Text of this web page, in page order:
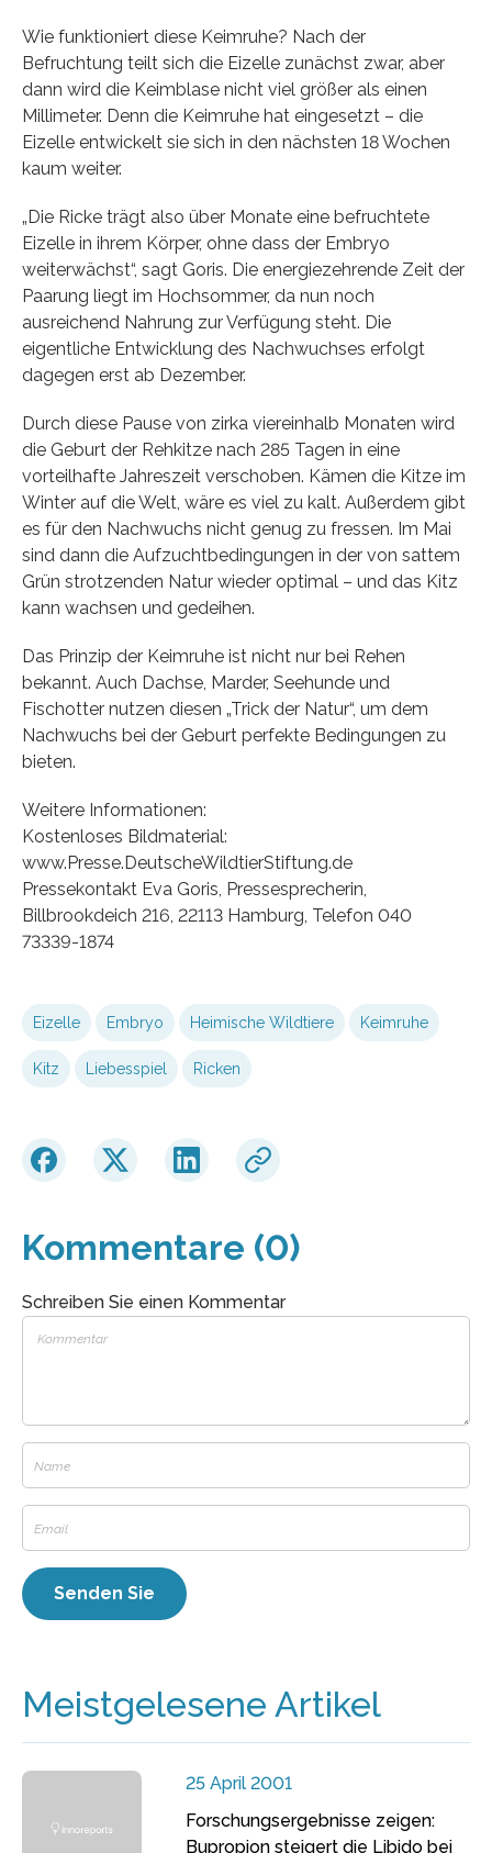
Wie funktioniert diese Keimruhe? Nach der
Befruchtung teilt sich die Eizelle zunächst zwar, aber
dann wird die Keimblase nicht viel größer als einen
Millimeter. Denn die Keimruhe hat eingesetzt – die
Eizelle entwickelt sie sich in den nächsten 18 Wochen
kaum weiter.
„Die Ricke trägt also über Monate eine befruchtete
Eizelle in ihrem Körper, ohne dass der Embryo
weiterwächst“, sagt Goris. Die energiezehrende Zeit der
Paarung liegt im Hochsommer, da nun noch
ausreichend Nahrung zur Verfügung steht. Die
eigentliche Entwicklung des Nachwuchses erfolgt
dagegen erst ab Dezember.
Durch diese Pause von zirka viereinhalb Monaten wird
die Geburt der Rehkitze nach 285 Tagen in eine
vorteilhafte Jahreszeit verschoben. Kämen die Kitze im
Winter auf die Welt, wäre es viel zu kalt. Außerdem gibt
es für den Nachwuchs nicht genug zu fressen. Im Mai
sind dann die Aufzuchtbedingungen in der von sattem
Grün strotzenden Natur wieder optimal – und das Kitz
kann wachsen und gedeihen.
Das Prinzip der Keimruhe ist nicht nur bei Rehen
bekannt. Auch Dachse, Marder, Seehunde und
Fischotter nutzen diesen „Trick der Natur“, um dem
Nachwuchs bei der Geburt perfekte Bedingungen zu
bieten.
Weitere Informationen:
Kostenloses Bildmaterial:
www.Presse.DeutscheWildtierStiftung.de
Pressekontakt Eva Goris, Pressesprecherin,
Billbrookdeich 216, 22113 Hamburg, Telefon 040
73339-1874
Eizelle Embryo Heimische Wildtiere Keimruhe
Kitz Liebesspiel Ricken
Kommentare (0)
Schreiben Sie einen Kommentar
Meistgelesene Artikel
25 April 2001
Forschungsergebnisse zeigen:
Bupropion steigert die Libido bei